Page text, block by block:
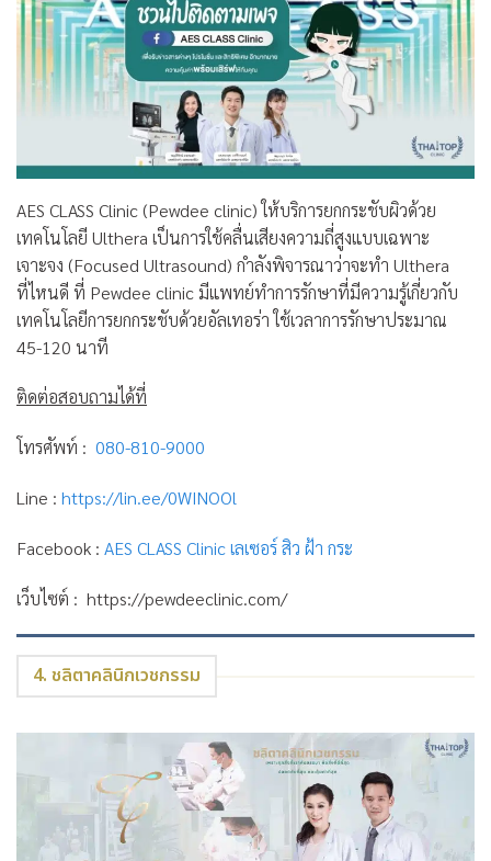
AES CLASS Clinic (Pewdee clinic) ให้บริการยกกระชับผิวด้วย
เทคโนโลยี Ulthera เป็นการใช้คลื่นเสียงความถี่สูงแบบเฉพาะ
เจาะจง (Focused Ultrasound) กำลังพิจารณาว่าจะทำ Ulthera
ที่ไหนดี ที่ Pewdee clinic มีแพทย์ทำการรักษาที่มีความรู้เกี่ยวกับ
เทคโนโลยีการยกกระชับด้วยอัลเทอร่า ใช้เวลาการรักษาประมาณ
45-120 นาที
ติดต่อสอบถามได้ที่
โทรศัพท์ : 080-810-9000
Line : https://lin.ee/0WINOOl
Facebook : AES CLASS Clinic เลเซอร์ สิว ฝ้า กระ
เว็บไซต์ : https://pewdeeclinic.com/
4. ชลิตาคลินิกเวชกรรม